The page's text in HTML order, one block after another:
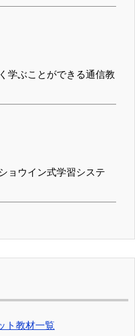
学ぶことができる通信教
ョウイン式学習システ
ト教材一覧